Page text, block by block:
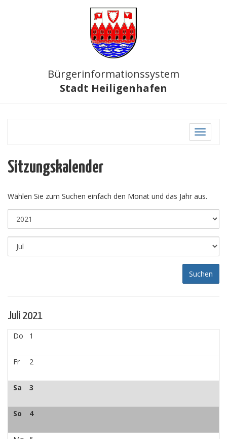
Bürgerinformationssystem
Stadt Heiligenhafen
Toggle
Sitzungskalender
Wählen Sie zum Suchen einfach den Monat und das Jahr aus.
Juli 2021
Do 1
Fr 2
Sa 3
So 4